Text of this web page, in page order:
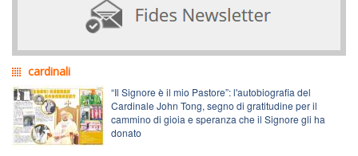
cardinali
“Il Signore è il mio Pastore”: l'autobiografia del
Cardinale John Tong, segno di gratitudine per il
cammino di gioia e speranza che il Signore gli ha
donato